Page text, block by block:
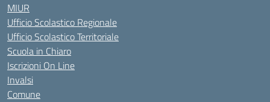
MIUR
Ufficio Scolastico Regionale
Ufficio Scolastico Territoriale
Scuola in Chiaro
Iscrizioni On Line
Invalsi
Comune